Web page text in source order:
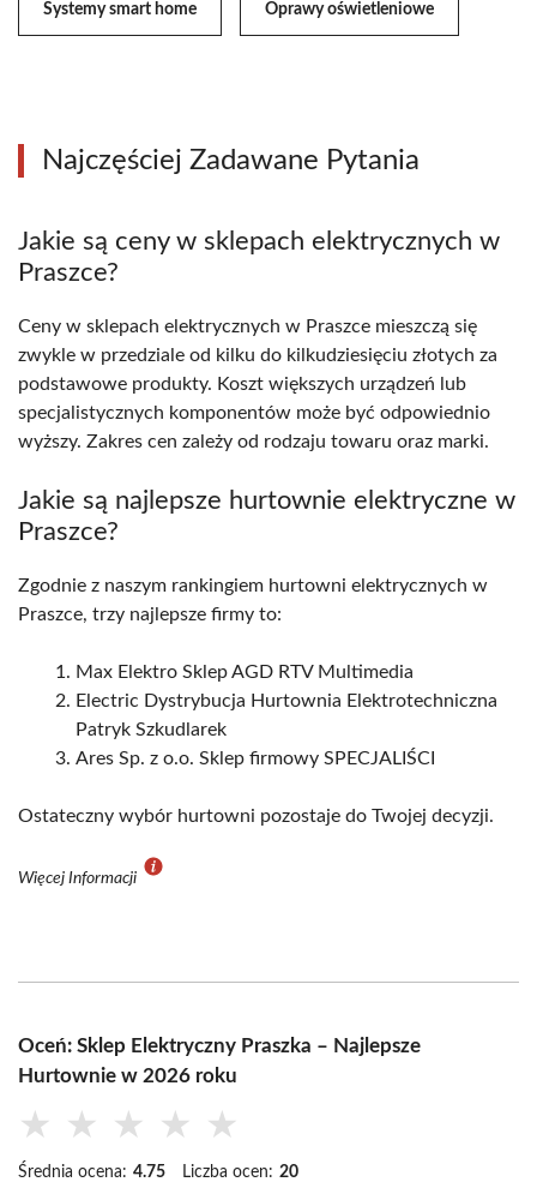
Systemy smart home Oprawy oświetleniowe
Najczęściej Zadawane Pytania
Jakie są ceny w sklepach elektrycznych w
Praszce?
Ceny w sklepach elektrycznych w Praszce mieszczą się
zwykle w przedziale od kilku do kilkudziesięciu złotych za
podstawowe produkty. Koszt większych urządzeń lub
specjalistycznych komponentów może być odpowiednio
wyższy. Zakres cen zależy od rodzaju towaru oraz marki.
Jakie są najlepsze hurtownie elektryczne w
Praszce?
Zgodnie z naszym rankingiem hurtowni elektrycznych w
Praszce, trzy najlepsze firmy to:
Max Elektro Sklep AGD RTV Multimedia
Electric Dystrybucja Hurtownia Elektrotechniczna
Patryk Szkudlarek
Ares Sp. z o.o. Sklep firmowy SPECJALIŚCI
Ostateczny wybór hurtowni pozostaje do Twojej decyzji.
Więcej Informacji
Oceń: Sklep Elektryczny Praszka – Najlepsze
Hurtownie w 2026 roku
★ ★ ★ ★ ★
Średnia ocena: 4.75 Liczba ocen: 20